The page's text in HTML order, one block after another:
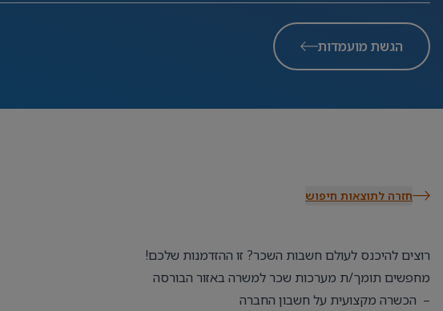
הגשת מועמדות
חזרה לתוצאות חיפוש
רוצים להיכנס לעולם חשבות השכר? זו ההזדמנות שלכם!
מחפשים תומך/ת מערכות שכר למשרה באזור הבורסה
– הכשרה מקצועית על חשבון החברה